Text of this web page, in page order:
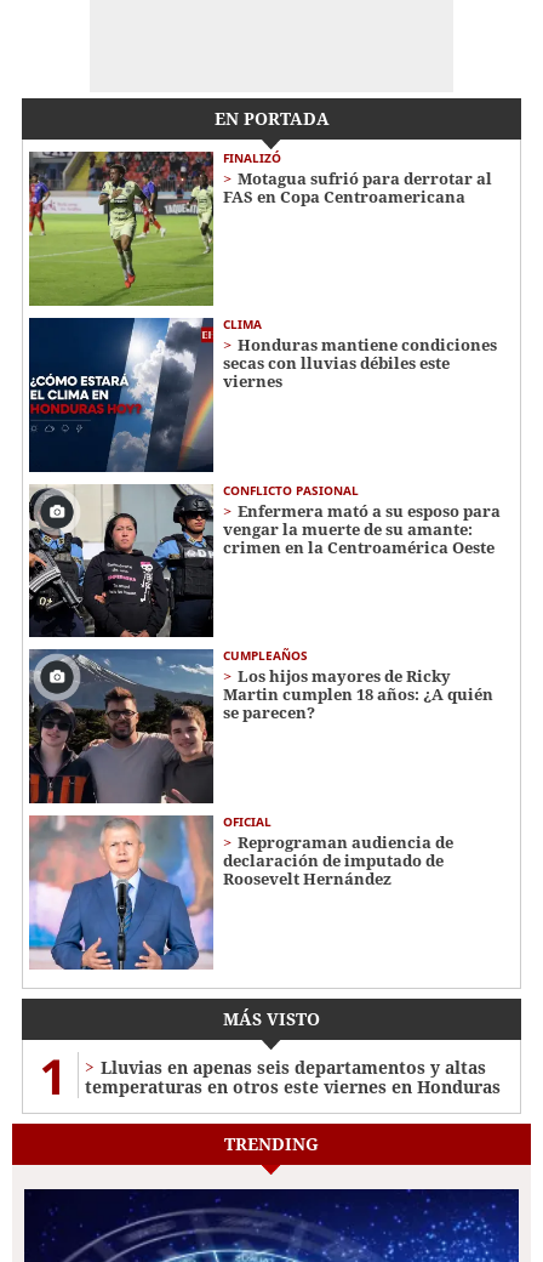
EN PORTADA
FINALIZÓ
Motagua sufrió para derrotar al
FAS en Copa Centroamericana
CLIMA
Honduras mantiene condiciones
secas con lluvias débiles este
viernes
CONFLICTO PASIONAL
Enfermera mató a su esposo para
vengar la muerte de su amante:
crimen en la Centroamérica Oeste
CUMPLEAÑOS
Los hijos mayores de Ricky
Martin cumplen 18 años: ¿A quién
se parecen?
OFICIAL
Reprograman audiencia de
declaración de imputado de
Roosevelt Hernández
MÁS VISTO
1
Lluvias en apenas seis departamentos y altas
temperaturas en otros este viernes en Honduras
TRENDING